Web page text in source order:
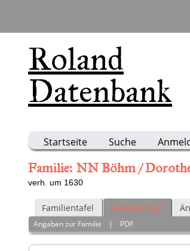
Roland
Datenbank
Startseite Suche
Familie: NN Böhm /
verh. um 1630
Familientafel Familienblatt
Angaben zur Familie | PDF